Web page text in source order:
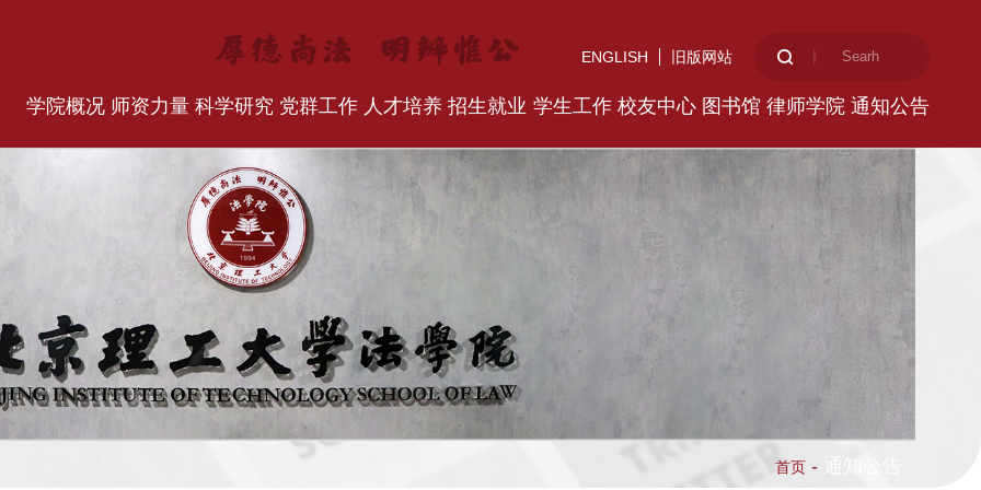
ENGLISH 旧版网站
学院概况 师资力量 科学研究 党群工作 人才培养 招生就业 学生工作 校友中心 图书馆 律师学院 通知公告
首页 -